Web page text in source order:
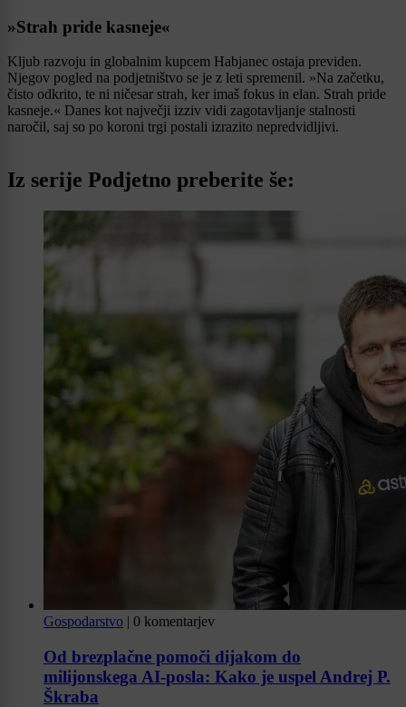
»Strah pride kasneje«
Kljub razvoju in globalnim kupcem Habjanec ostaja previden.
Njegov pogled na podjetništvo se je z leti spremenil. »Na začetku,
čisto odkrito, te ni ničesar strah, ker imaš fokus in elan. Strah pride
kasneje.« Danes kot največji izziv vidi zagotavljanje stalnosti
naročil, saj so po koroni trgi postali izrazito nepredvidljivi.
Iz serije Podjetno preberite še:
Gospodarstvo | 0 komentarjev
Od brezplačne pomoči dijakom do
milijonskega AI-posla: Kako je uspel Andrej P.
Škraba